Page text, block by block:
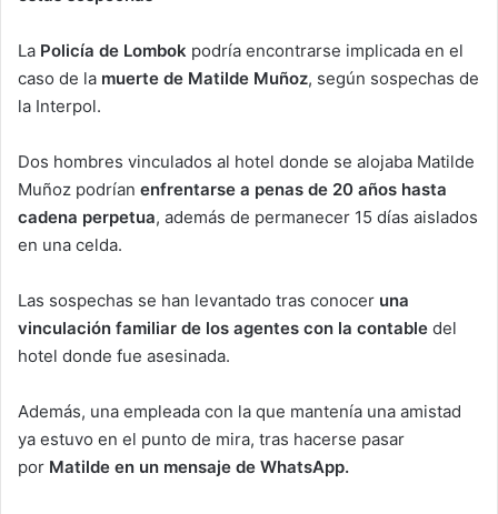
La Policía de Lombok podría encontrarse implicada en el
caso de la muerte de Matilde Muñoz, según sospechas de
la Interpol.
Dos hombres vinculados al hotel donde se alojaba Matilde
Muñoz podrían enfrentarse a penas de 20 años hasta
cadena perpetua, además de permanecer 15 días aislados
en una celda.
Las sospechas se han levantado tras conocer una
vinculación familiar de los agentes con la contable del
hotel donde fue asesinada.
Además, una empleada con la que mantenía una amistad
ya estuvo en el punto de mira, tras hacerse pasar
por Matilde en un mensaje de WhatsApp.